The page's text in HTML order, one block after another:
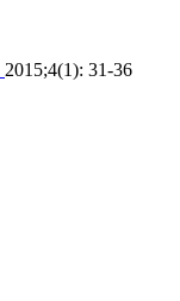
2015;4(1): 31‑36